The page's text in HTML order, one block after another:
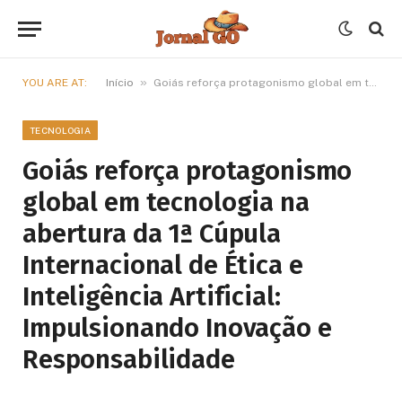
YOU ARE AT: Início » Goiás reforça protagonismo global em tecnologia na abertura da 1ª Cúpula Internacional de Ética e Inteligência Artificial: Impulsionando Inovação e Responsabilidade
TECNOLOGIA
Goiás reforça protagonismo
global em tecnologia na
abertura da 1ª Cúpula
Internacional de Ética e
Inteligência Artificial:
Impulsionando Inovação e
Responsabilidade